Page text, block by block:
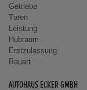
Getriebe
Türen
Leistung
Hubraum
Erstzulassung
Bauart
AUTOHAUS ECKER GMBH